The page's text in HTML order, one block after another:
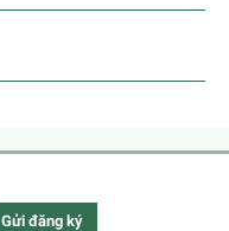
Gửi đăng ký